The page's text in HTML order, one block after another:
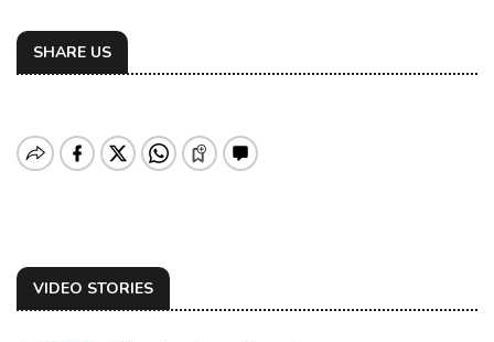
SHARE US
VIDEO STORIES